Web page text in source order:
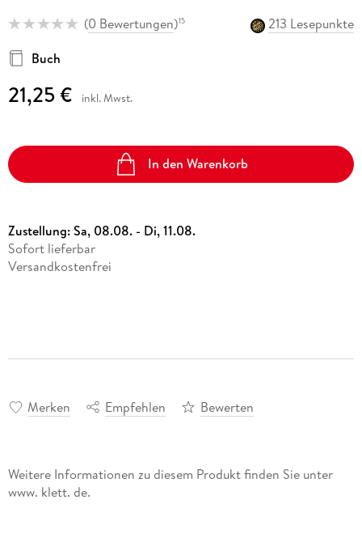
(0 Bewertungen)15
213 Lesepunkte
Buch
21,25 € inkl. Mwst.
In den Warenkorb
Zustellung:Sa, 08.08. - Di, 11.08.
Sofort lieferbar
Versandkostenfrei
Merken Empfehlen Bewerten
Weitere Informationen zu diesem Produkt finden Sie unter
www. klett. de.